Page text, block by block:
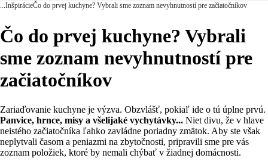
...InšpirácieČo do prvej kuchyne? Vybrali sme zoznam nevyhnutností pre začiatočníkov
Čo do prvej kuchyne? Vybrali
sme zoznam nevyhnutností pre
začiatočníkov
Zariaďovanie kuchyne je výzva. Obzvlášť, pokiaľ ide o tú úplne prvú.
Panvice, hrnce, misy a všelijaké vychytávky... Niet divu, že v hlave
neistého začiatočníka ľahko zavládne poriadny zmätok. Aby ste však
neplytvali časom a peniazmi na zbytočnosti, pripravili sme pre vás
zoznam položiek, ktoré by nemali chýbať v žiadnej domácnosti.